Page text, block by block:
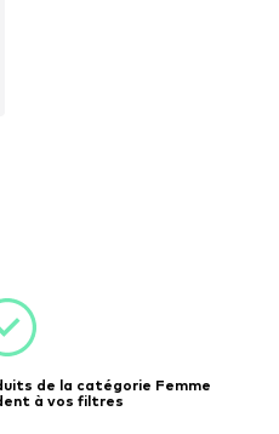
de la catégorie Femme
à vos filtres